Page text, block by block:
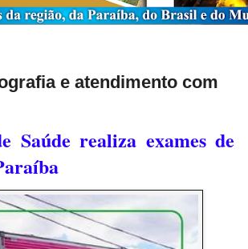
e atendimento com
Saúde realiza exames de